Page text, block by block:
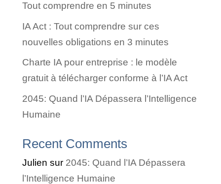
Tout comprendre en 5 minutes
IA Act : Tout comprendre sur ces
nouvelles obligations en 3 minutes
Charte IA pour entreprise : le modèle
gratuit à télécharger conforme à l’IA Act
2045: Quand l’IA Dépassera l’Intelligence
Humaine
Recent Comments
Julien sur 2045: Quand l’IA Dépassera
l’Intelligence Humaine